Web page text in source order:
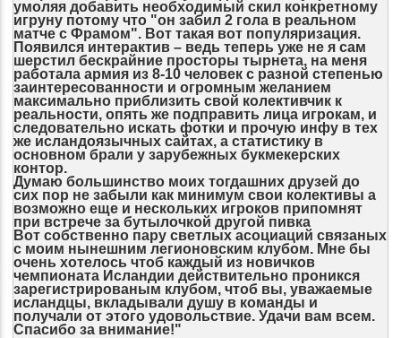
умоляя добавить необходимый скил конкретному
игруну потому что "он забил 2 гола в реальном
матче с Фрамом". Вот такая вот популяризация.
Появился интерактив – ведь теперь уже не я сам
шерстил бескрайние просторы тырнета, на меня
работала армия из 8-10 человек с разной степенью
заинтересованности и огромным желанием
максимально приблизить свой колективчик к
реальности, опять же подправить лица игрокам, и
следовательно искать фотки и прочую инфу в тех
же исландоязычных сайтах, а статистику в
основном брали у зарубежных букмекерских
контор.
Думаю большинство моих тогдашних друзей до
сих пор не забыли как минимум свои колективы а
возможно еще и нескольких игроков припомнят
при встрече за бутылочкой другой пивка
Вот собственно пару светлых асоциаций связаных
с моим нынешним легионовским клубом. Мне бы
очень хотелось чтоб каждый из новичков
чемпионата Исландии действительно проникся
зарегистрированым клубом, чтоб вы, уважаемые
исландцы, вкладывали душу в команды и
получали от этого удовольствие. Удачи вам всем.
Спасибо за внимание!"